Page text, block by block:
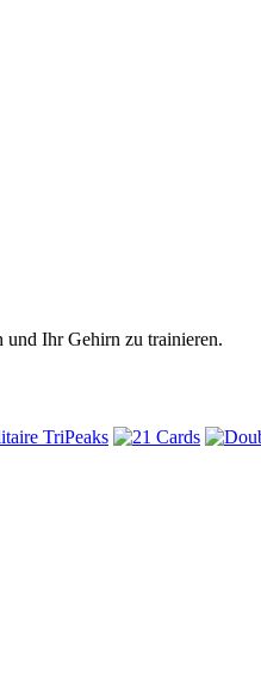
und Ihr Gehirn zu trainieren.